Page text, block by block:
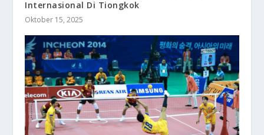
Internasional Di Tiongkok
Oktober 15, 2025